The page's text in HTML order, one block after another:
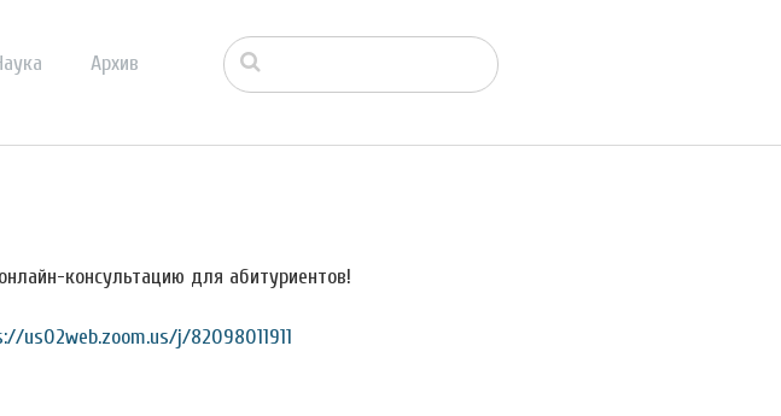
Архив
консультацию для абитуриентов!
us02web.zoom.us/j/82098011911